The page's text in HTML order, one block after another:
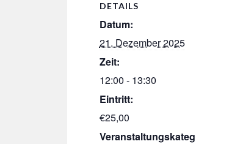
DETAILS
Datum:
21. Dezember 2025
Zeit:
12:00 - 13:30
Eintritt:
€25,00
Veranstaltungskateg